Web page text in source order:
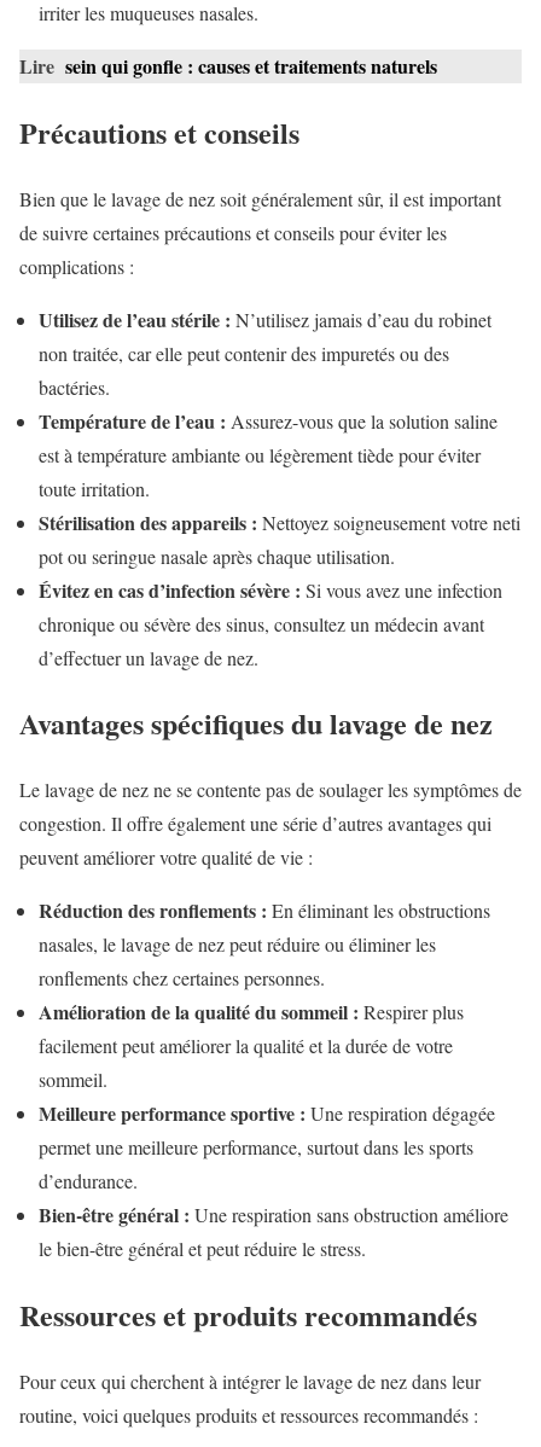
irriter les muqueuses nasales.
Lire sein qui gonfle : causes et traitements naturels
Précautions et conseils
Bien que le lavage de nez soit généralement sûr, il est important
de suivre certaines précautions et conseils pour éviter les
complications :
Utilisez de l’eau stérile : N’utilisez jamais d’eau du robinet
non traitée, car elle peut contenir des impuretés ou des
bactéries.
Température de l’eau : Assurez-vous que la solution saline
est à température ambiante ou légèrement tiède pour éviter
toute irritation.
Stérilisation des appareils : Nettoyez soigneusement votre neti
pot ou seringue nasale après chaque utilisation.
Évitez en cas d’infection sévère : Si vous avez une infection
chronique ou sévère des sinus, consultez un médecin avant
d’effectuer un lavage de nez.
Avantages spécifiques du lavage de nez
Le lavage de nez ne se contente pas de soulager les symptômes de
congestion. Il offre également une série d’autres avantages qui
peuvent améliorer votre qualité de vie :
Réduction des ronflements : En éliminant les obstructions
nasales, le lavage de nez peut réduire ou éliminer les
ronflements chez certaines personnes.
Amélioration de la qualité du sommeil : Respirer plus
facilement peut améliorer la qualité et la durée de votre
sommeil.
Meilleure performance sportive : Une respiration dégagée
permet une meilleure performance, surtout dans les sports
d’endurance.
Bien-être général : Une respiration sans obstruction améliore
le bien-être général et peut réduire le stress.
Ressources et produits recommandés
Pour ceux qui cherchent à intégrer le lavage de nez dans leur
routine, voici quelques produits et ressources recommandés :